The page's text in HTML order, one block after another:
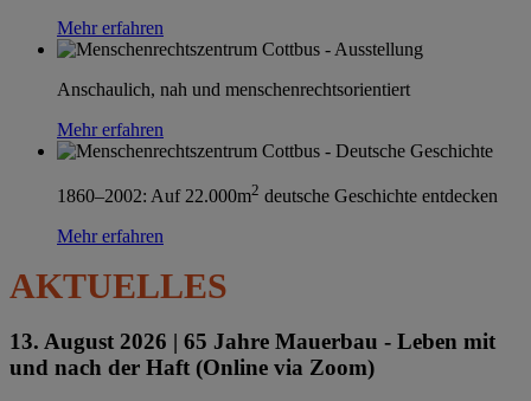
Mehr erfahren
Anschaulich, nah und menschenrechtsorientiert
Mehr erfahren
1860–2002: Auf 22.000m2 deutsche Geschichte entdecken
Mehr erfahren
AKTUELLES
13. August 2026 | 65 Jahre Mauerbau - Leben mit
und nach der Haft (Online via Zoom)